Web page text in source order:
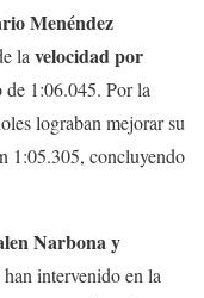
Menéndez
la velocidad por
1:06.045. Por la
lograban mejorar su
1:05.305, concluyendo
Narbona y
intervenido en la